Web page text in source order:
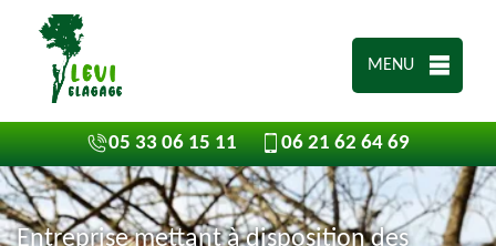
MENU
05 33 06 15 11 06 21 62 64 69
Entreprise mettant à disposition des